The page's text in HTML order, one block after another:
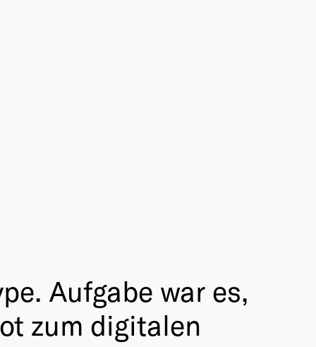
Aufgabe war es,
zum digitalen